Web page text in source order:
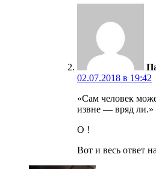
02.07.2018 в 19:42
«Сам человек
извне — вряд ли.»
О !
Вот и весь ответ